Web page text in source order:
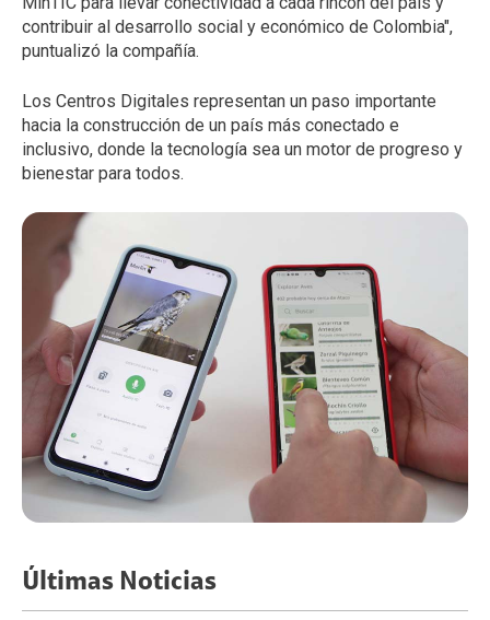
contribuir al desarrollo social y económico de Colombia",
puntualizó la compañía.
Los Centros Digitales representan un paso importante
hacia la construcción de un país más conectado e
inclusivo, donde la tecnología sea un motor de progreso y
bienestar para todos.
Últimas Noticias